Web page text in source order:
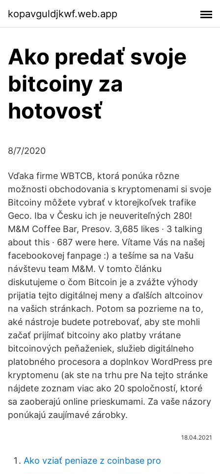
kopavguldjkwf.web.app
Ako predať svoje
bitcoiny za
hotovosť
8/7/2020
Vďaka firme WBTCB, ktorá ponúka rôzne
možnosti obchodovania s kryptomenami si svoje
Bitcoiny môžete vybrať v ktorejkoľvek trafike
Geco. Iba v Česku ich je neuveriteľných 280!
M&M Coffee Bar, Presov. 3,685 likes · 3 talking
about this · 687 were here. Vítame Vás na našej
facebookovej fanpage :) a tešíme sa na Vašu
návštevu team M&M. V tomto článku
diskutujeme o čom Bitcoin je a zvážte výhody
prijatia tejto digitálnej meny a ďalších altcoinov
na vašich stránkach. Potom sa pozrieme na to,
aké nástroje budete potrebovať, aby ste mohli
začať prijímať bitcoiny ako platby vrátane
bitcoinových peňaženiek, služieb digitálneho
platobného procesora a doplnkov WordPress pre
kryptomenu (ak ste na trhu pre Na tejto stránke
nájdete zoznam viac ako 20 spoločností, ktoré
sa zaoberajú online prieskumami. Za vaše názory
ponúkajú zaujímavé zárobky.
18.04.2021
Ako vziať peniaze z coinbase pro